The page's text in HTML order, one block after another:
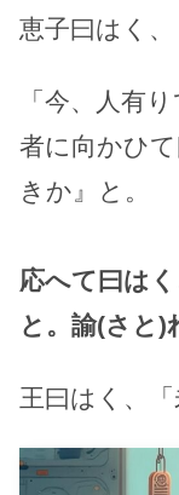
恵子曰はく、
「今、人有
者に向かひ
きか』と。
応へて曰は
と。諭(さと)
王曰はく、「